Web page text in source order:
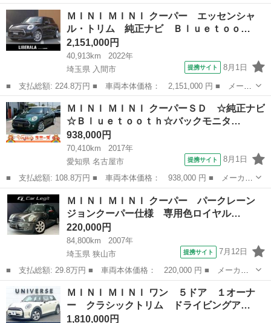
ー名： ＭＩＮＩ ■ 車種名： ＭＩＮＩ ■ グレード名： クーパ
ーＳクラブマンプレミアム＋Ｐクラシックトリム ・純正ナビ バッ
クカメラ...
埼玉 越谷市
ＭＩＮＩ ＭＩＮＩ クーパー エッセンシャ
ル・トリム 純正ナビ Ｂｌｕｅｔｏｏ…
2,151,000円
40,913km
2022年
埼玉県 入間市
提携サイト 8月1日
■ 支払総額: 224.8万円 ■ 車両本体価格： 2,151,000 円 ■ メーカ
ー名： ＭＩＮＩ ■ 車種名： ＭＩＮＩ ■ グレード名： クーパ
ー エッセンシャル・トリム 純正ナビ Ｂｌｕｅｔｏｏｔｈ バッ
クカメラ...
埼玉 入間市
ＭＩＮＩ ＭＩＮＩ クーパーＳＤ ☆純正ナビ
☆Ｂｌｕｅｔｏｏｔｈ☆バックモニタ…
938,000円
70,410km
2017年
愛知県 名古屋市
提携サイト 8月1日
■ 支払総額: 108.8万円 ■ 車両本体価格： 938,000 円 ■ メーカー
名： ＭＩＮＩ ■ 車種名： ＭＩＮＩ ■ グレード名： クーパー
ＳＤ ☆純正ナビ☆Ｂｌｕｅｔｏｏｔｈ☆バックモニター☆ＥＴＣ☆
パーキング...
愛知 名古屋市
ＭＩＮＩ ＭＩＮＩ クーパー パークレーン
ジョンクーパー仕様 専用色ロイヤル…
220,000円
84,800km
2007年
埼玉県 狭山市
提携サイト 7月12日
■ 支払総額: 29.8万円 ■ 車両本体価格： 220,000 円 ■ メーカー
名： ＭＩＮＩ ■ 車種名： ＭＩＮＩ ■ グレード名： クーパ
ー パークレーン ジョンクーパー仕様 専用色ロイヤルグレー／シ
ルバールーフ ...
ＭＩＮＩ ＭＩＮＩ ワン ５ドア １オーナ
ー クラシックトリム ドライビングア…
1,810,000円